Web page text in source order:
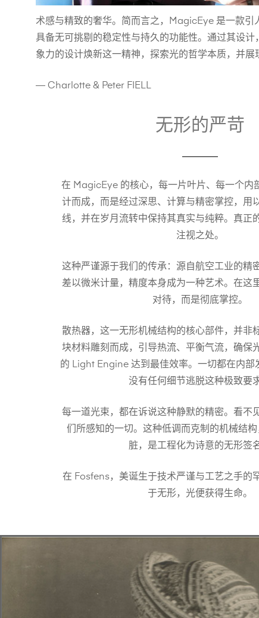
术感与精致的奢华。简而言之，MagicEye 是一款
具备无可挑剔的稳定性与持久的功能性。通过其设
象力的设计焕新这一精神，探索光的哲学本质，并
— Charlotte & Peter FIELL
无形的严苛
在 MagicEye 的核心，每一片叶片、每一个内
计而成，而是经过深思、计算与精密掌控，用
线，并在岁月流转中保持其真实与纯粹。真正
注视之处。
这种严谨源于我们的传承：源自航空工业的精
差以微米计量，精度本身成为一种艺术。在这
对待，而是彻底掌控。
散热器，这一无形机械结构的核心部件，并非
块材料雕刻而成，引导热流、平衡气流，确保
的 Light Engine 达到最佳效率。一切都在内部
没有任何细节逃脱这种极致要
每一道光束，都在诉说这种静默的精密。看不
们所感知的一切。这种低调而克制的机械结
脏，是工程化为诗意的无形签
在 Fosfens，美诞生于技术严谨与工艺之手的
于无形，光便获得生命。